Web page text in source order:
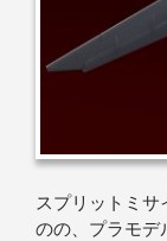
スプリットミサ
のの、プラモデ